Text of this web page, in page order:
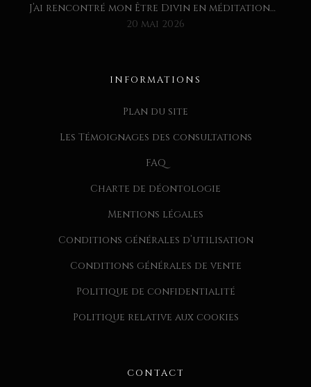
J’ai rencontré mon Être Divin en méditation…
20 mai 2026
INFORMATIONS
Plan du site
Les Témoignages des consultations
FAQ
Charte de déontologie
Mentions légales
Conditions générales d’utilisation
Conditions générales de vente
Politique de confidentialité
Politique relative aux cookies
CONTACT